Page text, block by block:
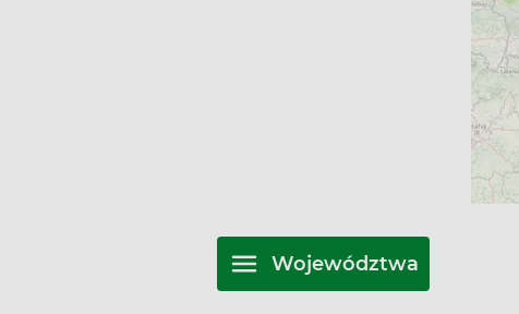
Województwa